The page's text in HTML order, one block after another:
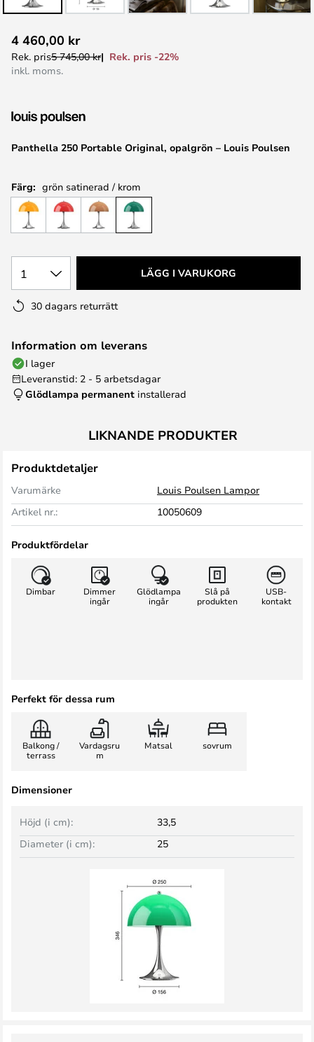
till
början
Panthella 250 Portable Original, opalgrön – Louis Poulsen
4 460,00 kr
Rek. pris5 745,00 kr
Rek. pris -22%
inkl. moms.
Färg: grön satinerad / krom
1 LÄGG I VARUKORG
30 dagars returrätt
Information om leverans
I lager
Leveranstid: 2 - 5 arbetsdagar
Glödlampa permanent installerad
LIKNANDE PRODUKTER
Produktdetaljer
Varumärke
Louis Poulsen Lampor
Artikel nr.:
10050609
Produktfördelar
Dimbar
Dimmer
ingår
Glödlampa
ingår
Slå på
produkten
USB-
kontakt
Perfekt för dessa rum
Balkong /
terrass
Vardagsru
m
Matsal sovrum
Dimensioner
Höjd (i cm):
33,5
Diameter (i cm):
25